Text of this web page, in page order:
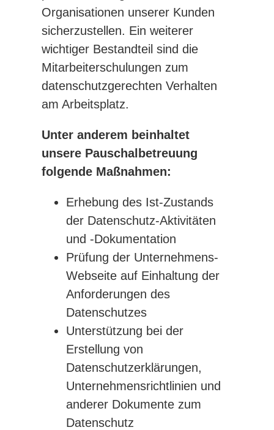
Organisationen unserer Kunden
sicherzustellen. Ein weiterer
wichtiger Bestandteil sind die
Mitarbeiterschulungen zum
datenschutzgerechten Verhalten
am Arbeitsplatz.
Unter anderem beinhaltet
unsere Pauschalbetreuung
folgende Maßnahmen:
Erhebung des Ist-Zustands
der Datenschutz-Aktivitäten
und -Dokumentation
Prüfung der Unternehmens-
Webseite auf Einhaltung der
Anforderungen des
Datenschutzes
Unterstützung bei der
Erstellung von
Datenschutzerklärungen,
Unternehmensrichtlinien und
anderer Dokumente zum
Datenschutz